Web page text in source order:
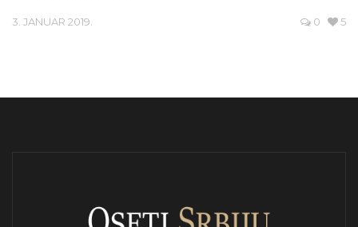
3. JANUAR 2019. 0 5